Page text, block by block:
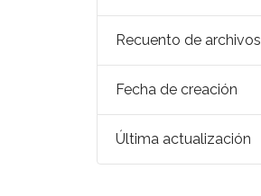
Recuento de archivos
Fecha de creación
Última actualización